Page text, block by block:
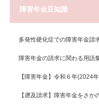
障害年金豆知識
多発性硬化症での障害年金請
障害年金の請求に関わる用語
【障害年金】令和６年(2024
【遡及請求】障害年金をさ